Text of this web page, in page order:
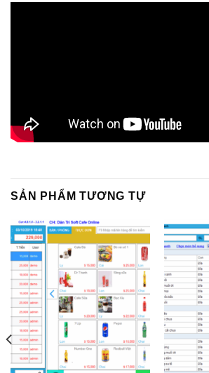
SẢN PHẨM TƯƠNG TỰ